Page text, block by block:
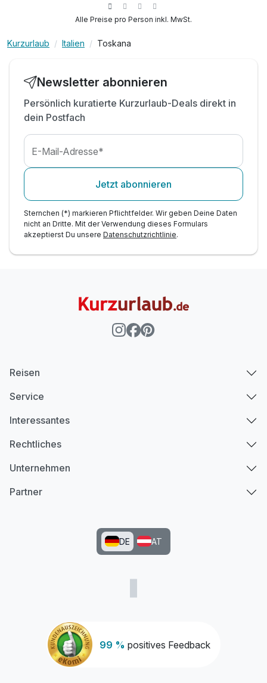
inkl. Endreinigung und Verbrauchspauschale
Alle Preise pro Person inkl. MwSt.
Kurzurlaub Italien Toskana
Newsletter abonnieren
Persönlich kuratierte Kurzurlaub-Deals direkt in
dein Postfach
E-Mail-Adresse*
Jetzt abonnieren
Sternchen (*) markieren Pflichtfelder. Wir geben Deine Daten
nicht an Dritte. Mit der Verwendung dieses Formulars
akzeptierst Du unsere Datenschutzrichtlinie.
99 % positives Feedback
Reisen
Service
Interessantes
Rechtliches
Unternehmen
Partner
DE AT